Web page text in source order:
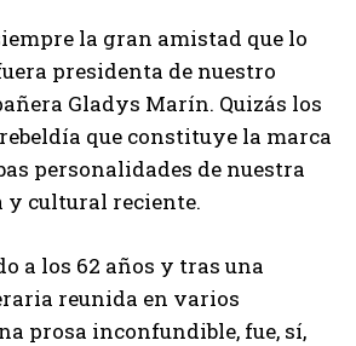
la gran amistad que lo
presidenta de nuestro
Gladys Marín. Quizás los
que constituye la marca
personalidades de nuestra
cultural reciente.
a los 62 años y tras una
reunida en varios
prosa inconfundible, fue, sí,